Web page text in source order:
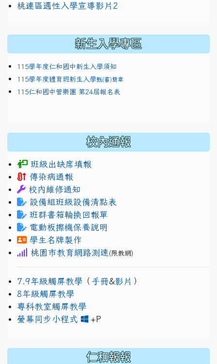
link to https://docs.google.com/presentation/d/
桃連區適性入學宣導影片2
新生入學專區
115學年度仁和國中新生入學須知
115學年度體育班新生入學甄(審)簡章
115仁和國中管樂團 第24屆報名表
校內通報
班級出缺席填報
傳染病通報
校內維修通知
設備組班級設備清點表
班群書箱輪換回報單
電動板擦機保養說明
學生名牌製作
桃園市教育網路測速 (限教網)
7.9年級觸屏教學 （ 手冊&影片 ）
8年級觸屏教學
專科教室觸屏教學
螢幕同步小程式
+P
仁和報報